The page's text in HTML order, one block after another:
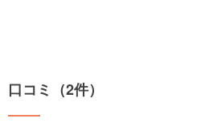
口コミ（2件）